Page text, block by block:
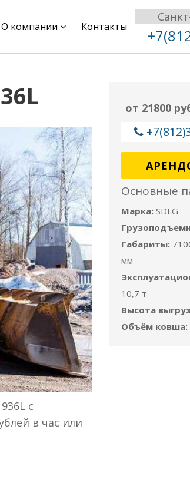
О компании Контакты
с
в час или
от 21800
Основные
Марка: SDLG
Габариты:
мм
10,7 т
Высота
Объём ковша: